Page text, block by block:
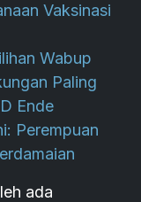
Vaksinasi
Wabup
Paling
Ende
Perempuan
ada